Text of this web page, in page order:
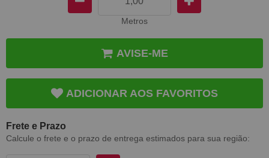
Metros
AVISE-ME
ADICIONAR AOS FAVORITOS
Frete e Prazo
Calcule o frete e o prazo de entrega estimados para sua região: